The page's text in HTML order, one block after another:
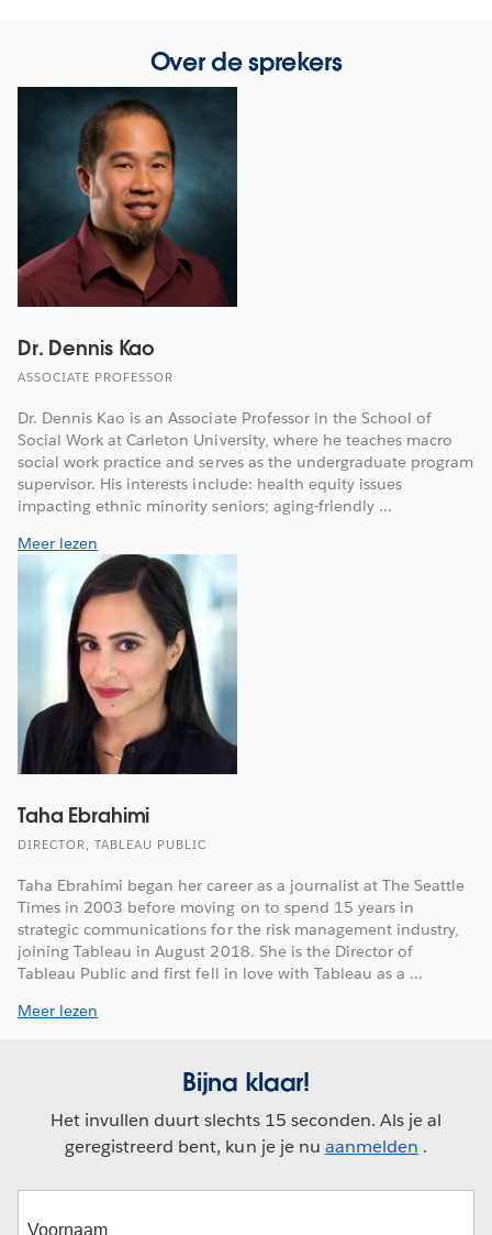
Over de sprekers
Dr. Dennis Kao
ASSOCIATE PROFESSOR
Dr. Dennis Kao is an Associate Professor in the School of
Social Work at Carleton University, where he teaches macro
social work practice and serves as the undergraduate program
supervisor. His interests include: health equity issues
impacting ethnic minority seniors; aging-friendly ...
Meer lezen
Taha Ebrahimi
DIRECTOR, TABLEAU PUBLIC
Taha Ebrahimi began her career as a journalist at The Seattle
Times in 2003 before moving on to spend 15 years in
strategic communications for the risk management industry,
joining Tableau in August 2018. She is the Director of
Tableau Public and first fell in love with Tableau as a ...
Meer lezen
Bijna klaar!
Het invullen duurt slechts 15 seconden. Als je al
geregistreerd bent, kun je je nu aanmelden .